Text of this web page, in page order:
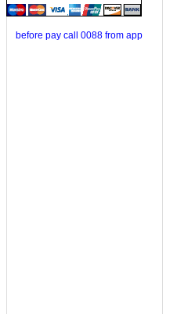
before pay call 0088 from app